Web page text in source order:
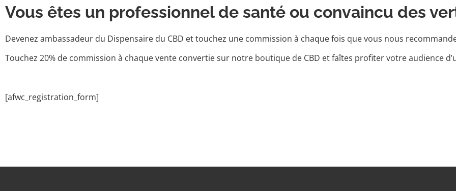
Vous êtes un professionnel de santé ou convaincu des
Devenez ambassadeur du Dispensaire du CBD et touchez une commission à chaque fois que vous nous
Touchez 20% de commission à chaque vente convertie sur notre boutique de CBD et faîtes profiter votre audience
[afwc_registration_form]